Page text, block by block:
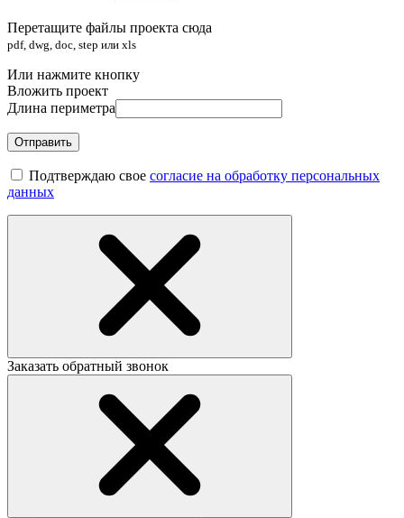
Перетащите файлы проекта сюда
pdf, dwg, doc, step или xls
Или нажмите кнопку
Вложить проект
Длина периметра
Отправить
Подтверждаю свое согласие на обработку персональных
данных
Заказать обратный звонок